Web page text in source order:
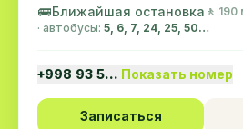
🚌Ближайшая остановка 🚶 190
· автобусы: 5, 6, 7, 24, 25, 50…
+998 93 5… Показать номер
Записаться